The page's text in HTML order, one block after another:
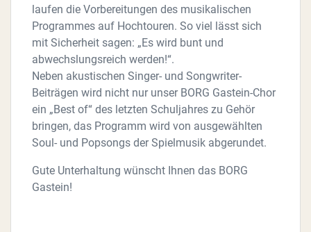
laufen die Vorbereitungen des musikalischen
Programmes auf Hochtouren. So viel lässt sich
mit Sicherheit sagen: „Es wird bunt und
abwechslungsreich werden!“.
Neben akustischen Singer- und Songwriter-
Beiträgen wird nicht nur unser BORG Gastein-Chor
ein „Best of“ des letzten Schuljahres zu Gehör
bringen, das Programm wird von ausgewählten
Soul- und Popsongs der Spielmusik abgerundet.
Gute Unterhaltung wünscht Ihnen das BORG
Gastein!